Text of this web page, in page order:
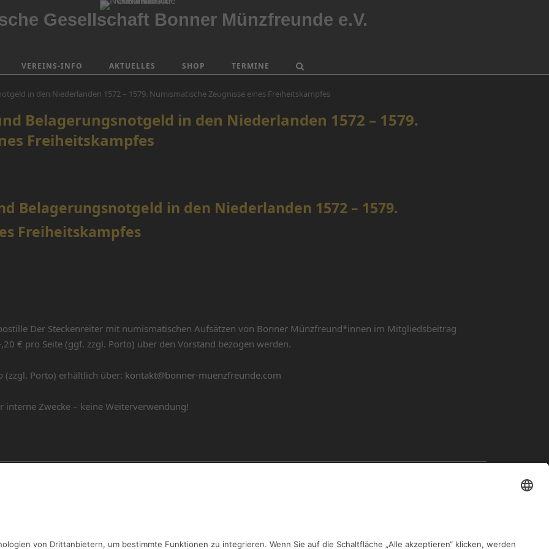
Gesellschaft Bonner Münzfreunde e.V.
VEREINS-INFO AKTUELLES SHOP TERMINE
in den Niederlanden 1572 – 1579. Numismatische Zeugnisse eines Freiheitskampfes
Belagerungsnotgeld in den Niederlanden 1572 – 1579.
Freiheitskampfes
Belagerungsnotgeld in den Niederlanden 1572 – 1579.
Freiheitskampfes
Der Steckenreiter mit numismatischen Aufsätzen von Bonner Münzfreund*innen im Mitgliedsbeitrag
€ pro Seite (ggf. zzgl. Porto) über den Vorstand bezogen werden.
(zzgl. Porto) erhältlich über: kontakt@bonner-muenzfreunde.com
Zwecke – keine Weiterverwendung!